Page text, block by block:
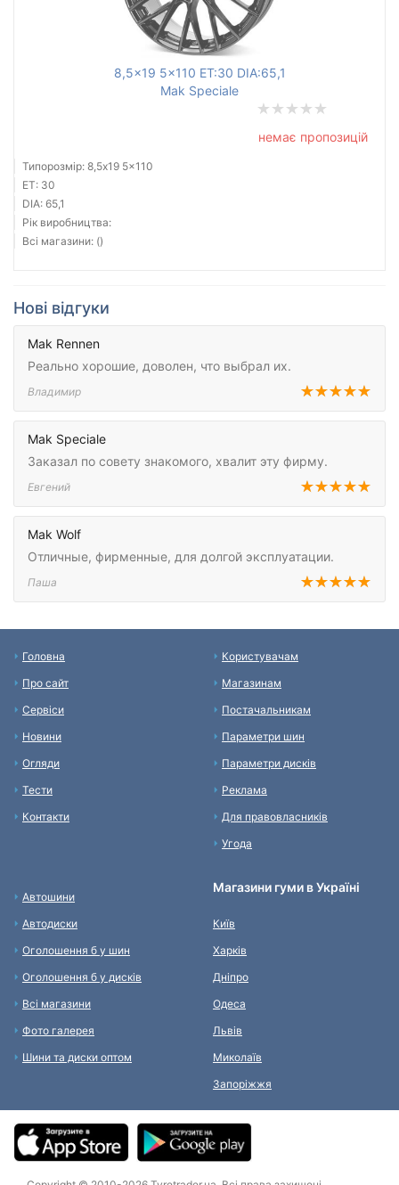
8,5x19 5x110 ET:30 DIA:65,1
Mak Speciale
немає пропозицій
Типорозмір: 8,5x19 5x110
ET: 30
DIA: 65,1
Рік виробництва:
Всі магазини: ()
Нові відгуки
Mak Rennen
Реально хорошие, доволен, что выбрал их.
Владимир
Mak Speciale
Заказал по совету знакомого, хвалит эту фирму.
Евгений
Mak Wolf
Отличные, фирменные, для долгой эксплуатации.
Паша
Головна
Про сайт
Сервіси
Новини
Огляди
Тести
Контакти
Користувачам
Магазинам
Постачальникам
Параметри шин
Параметри дисків
Реклама
Для правовласників
Угода
Автошини
Автодиски
Оголошення б у шин
Оголошення б у дисків
Всі магазини
Фото галерея
Шини та диски оптом
Магазини гуми в Україні
Київ
Харків
Дніпро
Одеса
Львів
Миколаїв
Запоріжжя